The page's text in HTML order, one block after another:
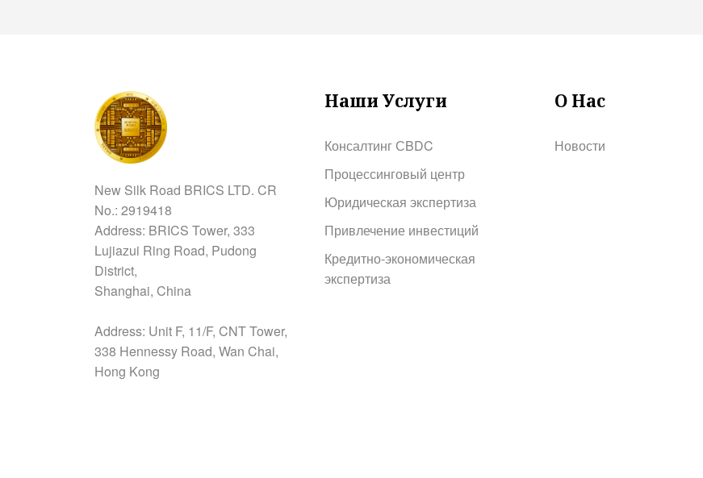
New Silk Road BRICS LTD. CR
No.: 2919418
Address: BRICS Tower, 333
Lujiazui Ring Road, Pudong
District,
Shanghai, China
Address: Unit F, 11/F, CNT Tower,
338 Hennessy Road, Wan Chai,
Hong Kong
Наши Услуги
Консалтинг СBDC
Процессинговый центр
Юридическая экспертиза
Привлечение инвестиций
Кредитно-экономическая
экспертиза
О Нас
Новости